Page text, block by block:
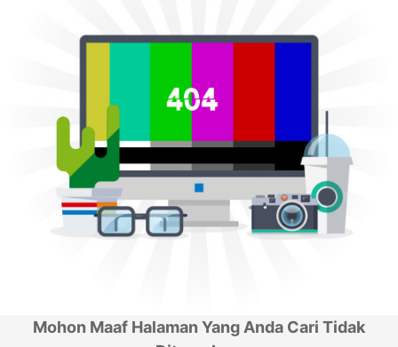
Mohon Maaf Halaman Yang Anda Cari Tidak